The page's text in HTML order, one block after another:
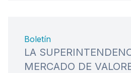
Boletín
LA
MERCADO DE